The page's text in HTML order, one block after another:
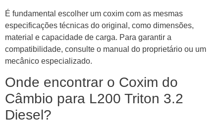
É fundamental escolher um coxim com as mesmas
especificações técnicas do original, como dimensões,
material e capacidade de carga. Para garantir a
compatibilidade, consulte o manual do proprietário ou um
mecânico especializado.
Onde encontrar o Coxim do
Câmbio para L200 Triton 3.2
Diesel?